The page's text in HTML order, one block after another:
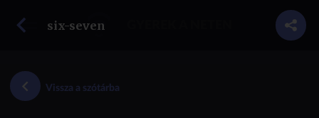
six-seven
Vissza a szótárba